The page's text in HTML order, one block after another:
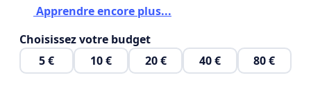
Apprendre encore plus...
Choisissez votre budget
5 €
10 € 20 € 40 € 80 €